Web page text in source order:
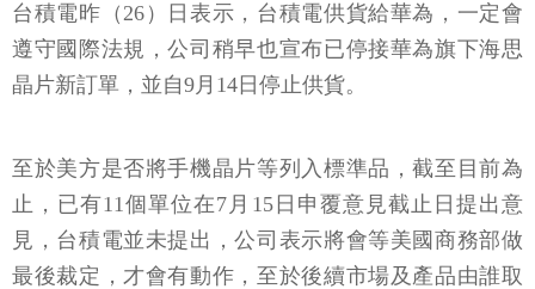
台積電昨（26）日表示，台積電供貨給華為，一定會
遵守國際法規，公司稍早也宣布已停接華為旗下海思
晶片新訂單，並自9月14日停止供貨。
至於美方是否將手機晶片等列入標準品，截至目前為
止，已有11個單位在7月15日申覆意見截止日提出意
見，台積電並未提出，公司表示將會等美國商務部做
最後裁定，才會有動作，至於後續市場及產品由誰取